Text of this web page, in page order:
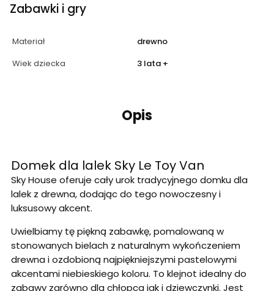
Zabawki i gry
Materiał
drewno
Wiek dziecka
3 lata +
Opis
Domek dla lalek Sky Le Toy Van
Sky House oferuje cały urok tradycyjnego domku dla
lalek z drewna, dodając do tego nowoczesny i
luksusowy akcent.
Uwielbiamy tę piękną zabawkę, pomalowaną w
stonowanych bielach z naturalnym wykończeniem
drewna i ozdobioną najpiękniejszymi pastelowymi
akcentami niebieskiego koloru. To klejnot idealny do
zabawy zarówno dla chłopca jak i dziewczynki. Jest